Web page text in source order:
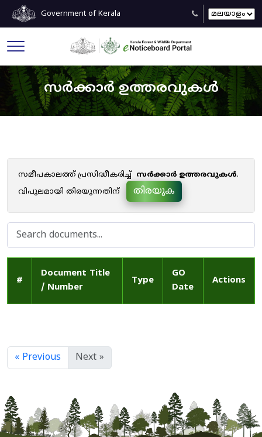
Government of Kerala
സർക്കാർ ഉത്തരവുകൾ
സമീപകാലത്ത് പ്രസിദ്ധീകരിച്ച് സർക്കാർ ഉത്തരവുകൾ.
വിപുലമായി തിരയുന്നതിന്
തിരയുക
#
Document Title
/ Number
Type
GO
Date
Actions
« Previous Next »